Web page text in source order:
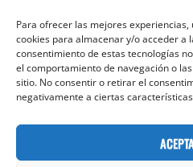
Para ofrecer las mejores
cookies para almacenar y/o acceder a
consentimiento de estas tecnologías
el comportamiento de navegación o
sitio. No consentir o retirar el
negativamente a ciertas
Información de contacto
Seguir en Facebook e